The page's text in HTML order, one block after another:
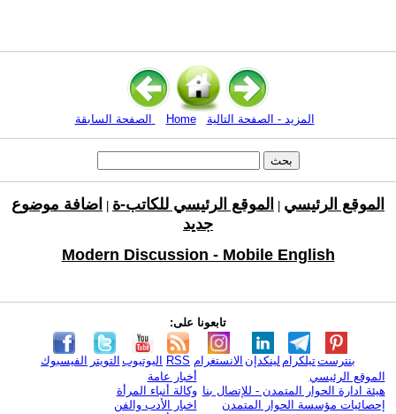
Home المزيد - الصفحة التالية
الموقع الرئيسي الموقع الرئيسي للكاتب-ة
اضافة موضوع
جديد
Modern Discussion - Mobile English
تابعونا على:
الفيسبوك التويتر اليوتيوب RSS الانستغرام لينكدإن تيلكرامبنترست
الموقع الرئيسي
هيئة ادارة الحوار المتمدن - للإتصال بنا
إحصائيات مؤسسة الحوار المتمدن
أخبار عامة
وكالة أنباء المرأة
اخبار الأدب والفن